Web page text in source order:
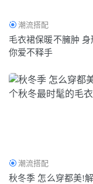
潮流搭配
毛衣裙保暖不臃肿 身
你爱不释手
潮流搭配
秋冬季 怎么穿都美!